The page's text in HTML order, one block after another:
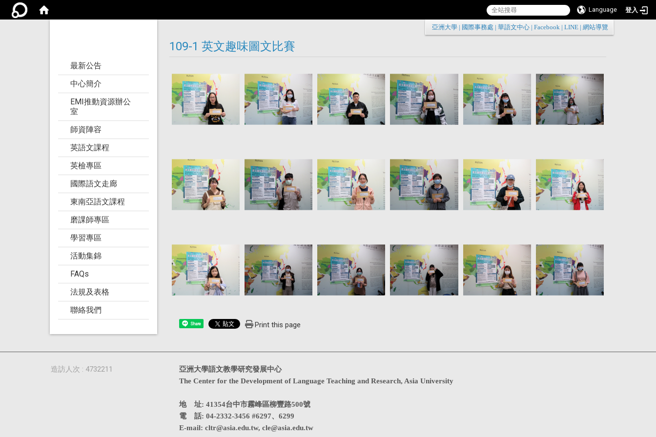
Language 登入
:::
亞洲大學 國際事務處 華語文中心 Facebook LINE 網站導覽
最新公告
中心簡介
EMI推動資源辦公
室
師資陣容
英語文課程
英檢專區
國際語文走廊
東南亞語文課程
磨課師專區
學習專區
活動集錦
FAQs
法規及表格
聯絡我們
109-1 英文趣味圖文比賽
Share Print this page
亞洲大學語文教學研究發展中心
The Center for the Development of Language Teaching and Research, Asia University
地 址: 41354台中市霧峰區柳豐路500號
電 話: 04-2332-3456 #6297、6299
E-mail: cltr@asia.edu.tw, cle@asia.edu.tw
造訪人次 : 4732211